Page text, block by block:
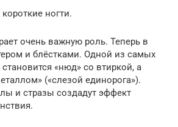
ногти.
очень важную роль. Теперь в
и блёстками. Одной из самых
«нюд» со втиркой, а
(«слезой единорога»).
и стразы создадут эффект